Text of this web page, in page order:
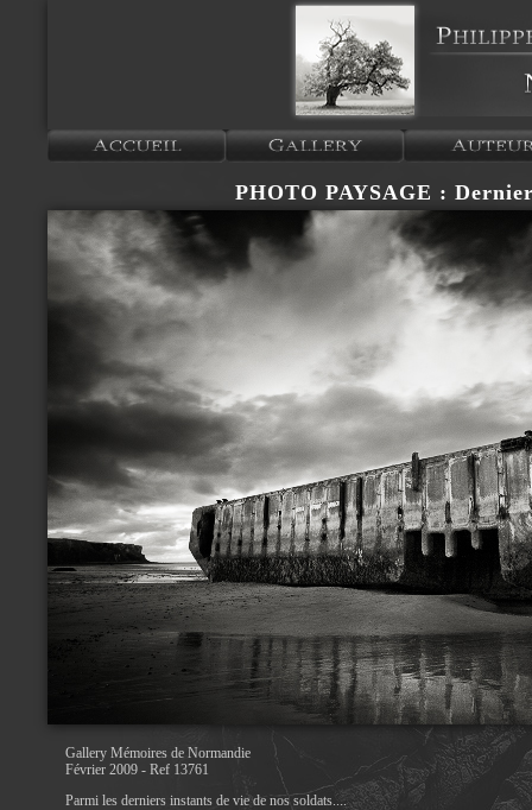
PHOTO PAYSAGE :
Gallery Mémoires de Normandie
Février 2009 - Ref 13761
Parmi les derniers instants de vie de nos soldats....